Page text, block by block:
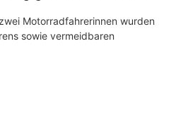
Motorradfahrerinnen wurden
sowie vermeidbaren